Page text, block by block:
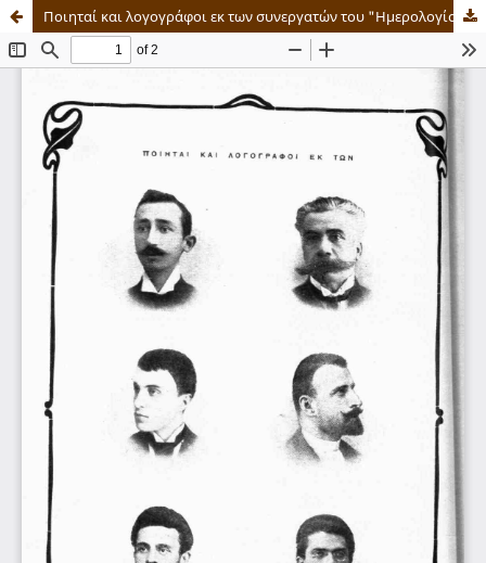
Ποιηταί και λογογράφοι εκ των συνεργατών του "Ημερολογίου" (1886-1915)